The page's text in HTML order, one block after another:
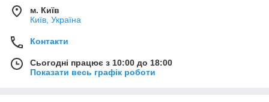
м. Київ
Київ, Україна
Контакти
Сьогодні працює з 10:00 до 18:00
Показати весь графік роботи